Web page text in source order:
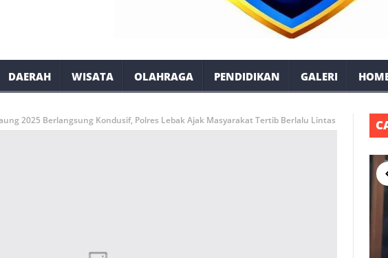
DAERAH WISATA OLAHRAGA PENDIDIKAN GALERI
2025 Berlangsung Kondusif, Polres Lebak Ajak Masyarakat Tertib Berlalu Lintas